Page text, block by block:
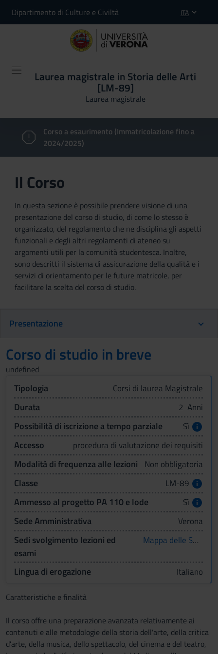
Dipartimento di Culture e Civiltà ITA
Laurea magistrale in Storia delle Arti
[LM-89]
Laurea magistrale
Corso a esaurimento (Immatricolazione fino a
2024/2025)
Il Corso
In questa sezione è possibile prendere visione di una
presentazione del corso di studio, di come lo stesso è
organizzato, del regolamento che ne disciplina gli aspetti
funzionali e degli altri regolamenti di ateneo su
argomenti utili per la comunità studentesca. Inoltre,
sono descritti il sistema di assicurazione della qualità e i
servizi di orientamento per le future matricole, per
facilitare la scelta del corso di studio.
Presentazione
Corso di studio in breve
undefined
Tipologia Corsi di laurea Magistrale
Durata 2 Anni
Possibilità di iscrizione a tempo parziale Sì
Accesso procedura di valutazione dei requisiti
Modalità di frequenza alle lezioni Non obbligatoria
Classe LM-89
Ammesso al progetto PA 110 e lode Sì
Sede Amministrativa Verona
Sedi svolgimento lezioni ed
esami
Mappa delle Sedi
Lingua di erogazione Italiano
Caratteristiche e finalità
Il corso offre una preparazione avanzata relativamente ai
contenuti e alle metodologie della storia dell'arte, della critica
d’arte, della musica, dello spettacolo, del cinema e del teatro,